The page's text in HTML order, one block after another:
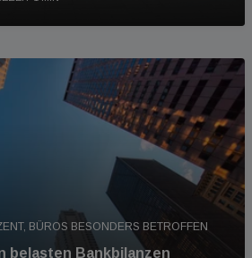
BÜROS BESONDERS BETROFFEN
belasten Bankbilanzen